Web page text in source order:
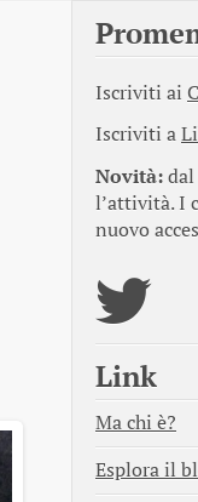
Iscriviti ai
Iscriviti a
Novità:dal
l’attività. I
nuovo
Link
Ma chi è?
Esplora il